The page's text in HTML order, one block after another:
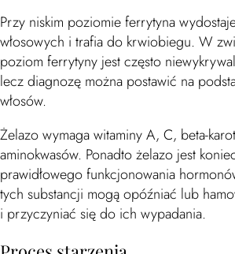
Przy niskim poziomie ferrytyna
włosowych i trafia do krwiobiegu. W
poziom ferrytyny jest często
lecz diagnozę można postawić na
włosów.
Żelazo wymaga witaminy A, C, beta-
aminokwasów. Ponadto żelazo jest
prawidłowego funkcjonowania
tych substancji mogą opóźniać lub
i przyczyniać się do ich wypadania.